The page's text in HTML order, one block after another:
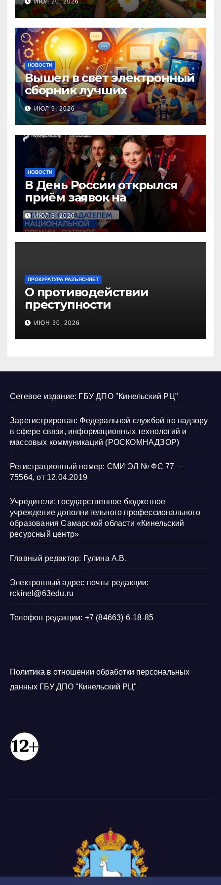
помощи, посвящённая Дню
семьи, любви и верности
НОВОСТИ
Вышел в свет электронный
сборник лучших
инновационных практик
педагогов дошкольного
образования!
ИЮЛ 9, 2026
НОВОСТИ
В День России открылся
приём заявок на
Национальную премию
«Патриот»
ИЮЛ 3, 2026
ПРОКУРАТУРА РАЗЪЯСНЯЕТ
О противодействии
преступности
несовершеннолетних и
нарушению их прав
ИЮН 30, 2026
Сетевое издание: ГБУ ДПО "Кинельский РЦ"
Зарегистрирован: Федеральной службой по надзору
в сфере связи, информационных технологий и
массовых коммуникаций (РОСКОМНАДЗОР)
Регистрационный номер: СМИ ЭЛ № ФС 77 —
75564, от 12.04.2019
Учредители: государственное бюджетное
учреждение дополнительного профессионального
образования Самарской области «Кинельский
ресурсный центр»
Главный редактор: Гулина А.В.
Электронный адрес почты редакции:
rckinel@63edu.ru
Телефон редакции: +7 (84663) 6-18-85
Политика в отношении обработки персональных
данных ГБУ ДПО "Кинельский РЦ"